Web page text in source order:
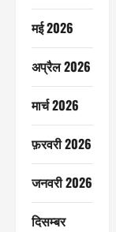
मई 2026
अप्रैल 2026
मार्च 2026
फ़रवरी 2026
जनवरी 2026
दिसम्बर